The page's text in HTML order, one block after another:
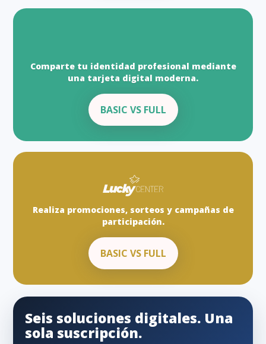
Comparte tu identidad profesional mediante
una tarjeta digital moderna.
BASIC VS FULL
Realiza promociones, sorteos y campañas de
participación.
BASIC VS FULL
Seis soluciones digitales. Una
sola suscripción.